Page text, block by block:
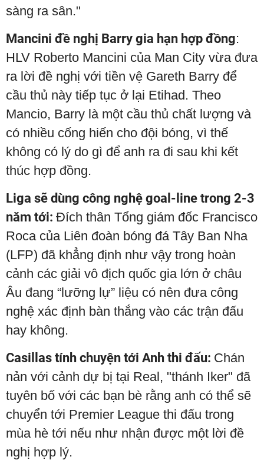
sàng ra sân."
Mancini đề nghị Barry gia hạn hợp đồng:
HLV Roberto Mancini của Man City vừa đưa
ra lời đề nghị với tiền vệ Gareth Barry để
cầu thủ này tiếp tục ở lại Etihad. Theo
Mancio, Barry là một cầu thủ chất lượng và
có nhiều cống hiến cho đội bóng, vì thế
không có lý do gì để anh ra đi sau khi kết
thúc hợp đồng.
Liga sẽ dùng công nghệ goal-line trong 2-3
năm tới: Đích thân Tổng giám đốc Francisco
Roca của Liên đoàn bóng đá Tây Ban Nha
(LFP) đã khẳng định như vậy trong hoàn
cảnh các giải vô địch quốc gia lớn ở châu
Âu đang “lưỡng lự” liệu có nên đưa công
nghệ xác định bàn thắng vào các trận đấu
hay không.
Casillas tính chuyện tới Anh thi đấu: Chán
nản với cảnh dự bị tại Real, "thánh Iker" đã
tuyên bố với các bạn bè rằng anh có thể sẽ
chuyển tới Premier League thi đấu trong
mùa hè tới nếu như nhận được một lời đề
nghị hợp lý.